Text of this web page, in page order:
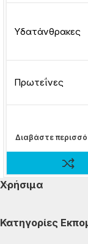
Υδατάνθρακες
Πρωτεΐνες
Διαβάστε
Χρήσιμα
Κατηγορίες